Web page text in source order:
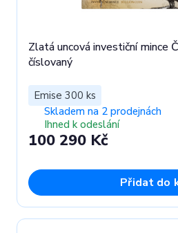
Zlatá uncová investiční mince
číslovaný
Emise 300 ks
Skladem na 2 prodejnách
Ihned k odeslání
100 290 Kč
Přidat do